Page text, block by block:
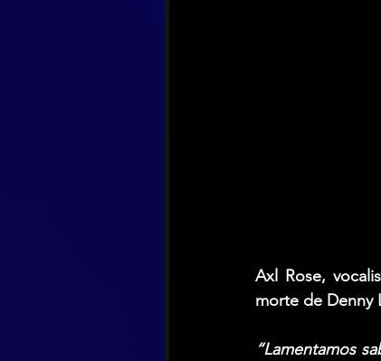
Axl Rose,
morte de Denny
“Lamentamos